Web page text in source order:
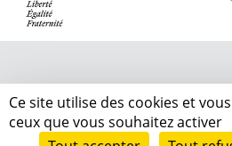
Ce site utilise des cookies et
ceux que vous souhaitez activer